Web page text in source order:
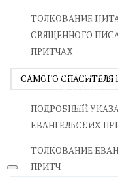
ПРИТЧИ
СЕМЬЯ -
ЛЮБОВЬ
УТЕШЕНИЕ В
УТОЛИ
СМЕРТЬ
ЕПАРХИЯ НВК
ТОЛКОВАНИЕ
СВЯЩЕННОГО
ПРИТЧАХ
САМОГО СПАСИТЕЛЯ
ПОДРОБНЫЙ
ЕВАНГЕЛЬСКИХ
ТОЛКОВАНИЕ
ПРИТЧ